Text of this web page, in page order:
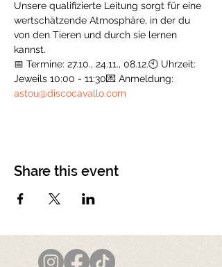
Unsere qualifizierte Leitung sorgt für eine
wertschätzende Atmosphäre, in der du
von den Tieren und durch sie lernen
kannst.
📅 Termine: 27.10., 24.11., 08.12.🕙 Uhrzeit:
Jeweils 10:00 - 11:30💌 Anmeldung:
astou@discocavallo.com
Share this event